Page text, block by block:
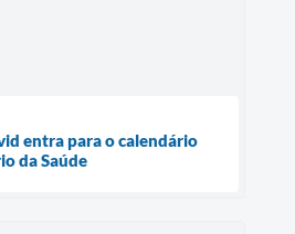
entra para o calendário
da Saúde